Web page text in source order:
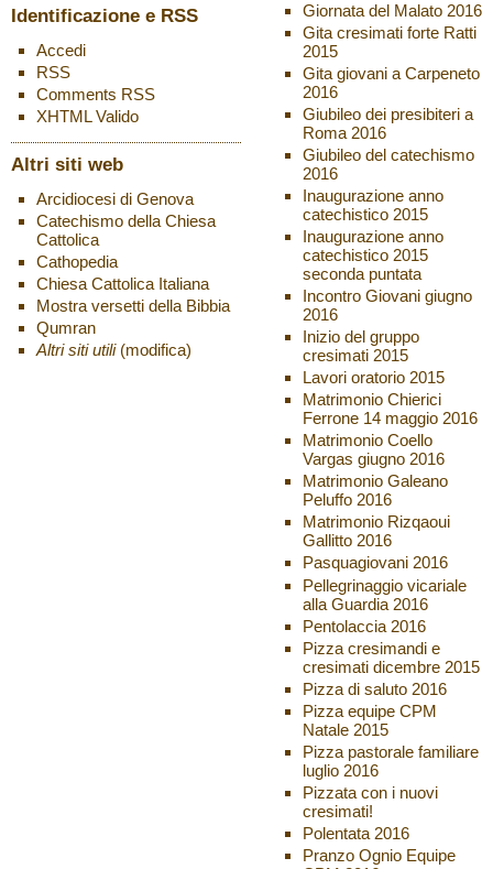
Identificazione e RSS
Accedi
RSS
Comments RSS
XHTMLValido
Altri siti web
Arcidiocesi di Genova
Catechismo della Chiesa
Cattolica
Cathopedia
Chiesa Cattolica Italiana
Mostra versetti della Bibbia
Qumran
Altri siti utili (modifica)
Giornata del Malato 2016
Gita cresimati forte Ratti
2015
Gita giovani a Carpeneto
2016
Giubileo dei presibiteri a
Roma 2016
Giubileo del catechismo
2016
Inaugurazione anno
catechistico 2015
Inaugurazione anno
catechistico 2015
seconda puntata
Incontro Giovani giugno
2016
Inizio del gruppo
cresimati 2015
Lavori oratorio 2015
Matrimonio Chierici
Ferrone 14 maggio 2016
Matrimonio Coello
Vargas giugno 2016
Matrimonio Galeano
Peluffo 2016
Matrimonio Rizqaoui
Gallitto 2016
Pasquagiovani 2016
Pellegrinaggio vicariale
alla Guardia 2016
Pentolaccia 2016
Pizza cresimandi e
cresimati dicembre 2015
Pizza di saluto 2016
Pizza equipe CPM
Natale 2015
Pizza pastorale familiare
luglio 2016
Pizzata con i nuovi
cresimati!
Polentata 2016
Pranzo Ognio Equipe